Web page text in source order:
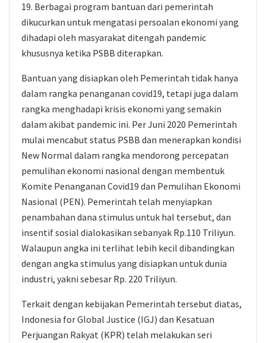
19. Berbagai program bantuan dari pemerintah
dikucurkan untuk mengatasi persoalan ekonomi yang
dihadapi oleh masyarakat ditengah pandemic
khususnya ketika PSBB diterapkan.
Bantuan yang disiapkan oleh Pemerintah tidak hanya
dalam rangka penanganan covid19, tetapi juga dalam
rangka menghadapi krisis ekonomi yang semakin
dalam akibat pandemic ini. Per Juni 2020 Pemerintah
mulai mencabut status PSBB dan menerapkan kondisi
New Normal dalam rangka mendorong percepatan
pemulihan ekonomi nasional dengan membentuk
Komite Penanganan Covid19 dan Pemulihan Ekonomi
Nasional (PEN). Pemerintah telah menyiapkan
penambahan dana stimulus untuk hal tersebut, dan
insentif sosial dialokasikan sebanyak Rp.110 Triliyun.
Walaupun angka ini terlihat lebih kecil dibandingkan
dengan angka stimulus yang disiapkan untuk dunia
industri, yakni sebesar Rp. 220 Triliyun.
Terkait dengan kebijakan Pemerintah tersebut diatas,
Indonesia for Global Justice (IGJ) dan Kesatuan
Perjuangan Rakyat (KPR) telah melakukan seri